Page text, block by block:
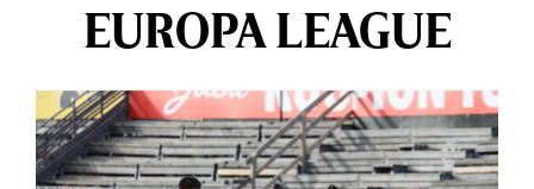
EUROPA LEAGUE